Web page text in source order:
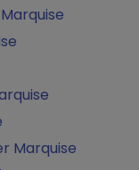
Marquise